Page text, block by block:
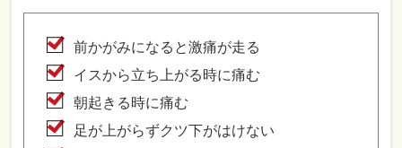
前かがみになると激痛が走る
イスから立ち上がる時に痛む
朝起きる時に痛む
足が上がらずクツ下がはけない